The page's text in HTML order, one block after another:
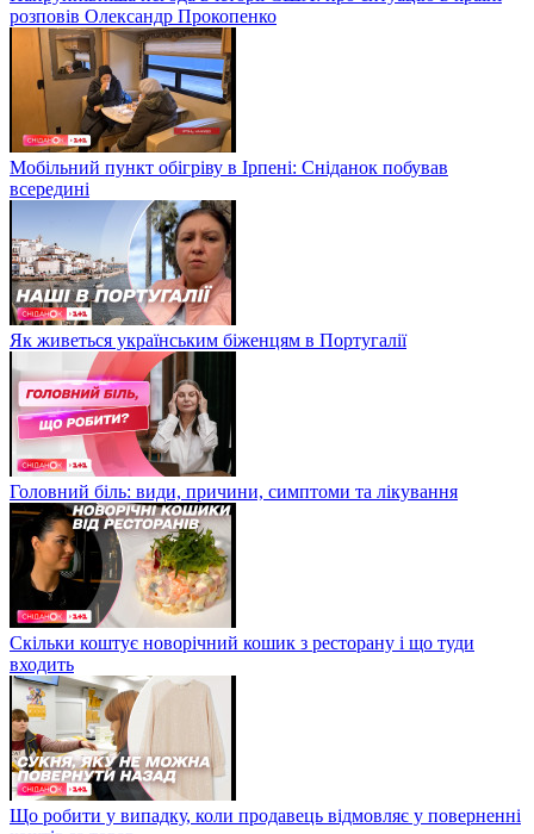
розповів Олександр Прокопенко
Мобільний пункт обігріву в Ірпені: Сніданок побував
всередині
Як живеться українським біженцям в Португалії
Головний біль: види, причини, симптоми та лікування
Скільки коштує новорічний кошик з ресторану і що туди
входить
Що робити у випадку, коли продавець відмовляє у поверненні